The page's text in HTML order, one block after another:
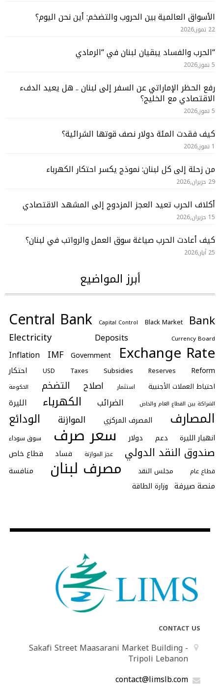
الأسواق العالمية بين الحروب والتضخم: أين نحن اليوم؟
22 تموز,2026
“الحرب والفساد يبقيان لبنان في “الرمادي
5 تموز,2026
رفع الحظر الإماراتي عن السفر إلى لبنان .. هل يعيد الدفء
الاقتصادي مع الخليج؟
5 تموز,2026
كيف فقدت المئة دولار نصف قوتها الشرائية؟
1 تموز,2026
من زحلة إلى كل لبنان: نموذج يكسر احتكار الكهرباء
29 حزيران,2026
أكلاف الحرب تعيد العجز المزدوج إلى المشهد الاقتصادي
15 حزيران,2026
كيف أعادت الحرب صياغة سوق العمل والرواتب في لبنان؟
25 أيار,2026
أبرز المواضيع
Bank
Black Market
Capital Control
Central Bank
Currency Board
Deposits
Electricity
Exchange Rate
Government
IMF
Inflation
Reform
Reserves
Subsidies
Taxes
USD احتكار
احتياط العملات الأجنبية استثمار اصلاح التضخم
الحكومة
الشراكة بين القطاع العام والخاص
الضرائب الكهرباء الليرة
المصارف المصرف المركزي الموازنة الودائع
انهيار الليرة دعم دولار سعر صرف سوق سوداء
صندوق النقد الدولي عجز الموازنة فساد قطاع خاص
قطاع عام مجلس النقد مصرف لبنان منافسة
منصة صيرفة وزارة الطاقة
CONTACT US
Sakafi Street Maasarani Market Building -
Tripoli Lebanon
contact@limslb.com